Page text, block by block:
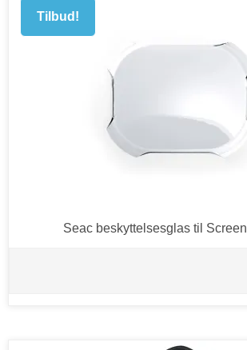
Tilbud!
Seac beskyttelsesglas til